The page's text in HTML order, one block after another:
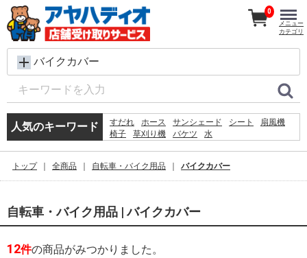
バイクカバー
人気のキーワード すだれ ホース サンシェード シート
扇風機
椅子
草刈り機 バケツ
水
カーテン
プール 物干し 空調服
0
メニュー
カテゴリ
トップ 全商品 自転車・バイク用品 バイクカバー
自転車・バイク用品 | バイクカバー
12件の商品がみつかりました。